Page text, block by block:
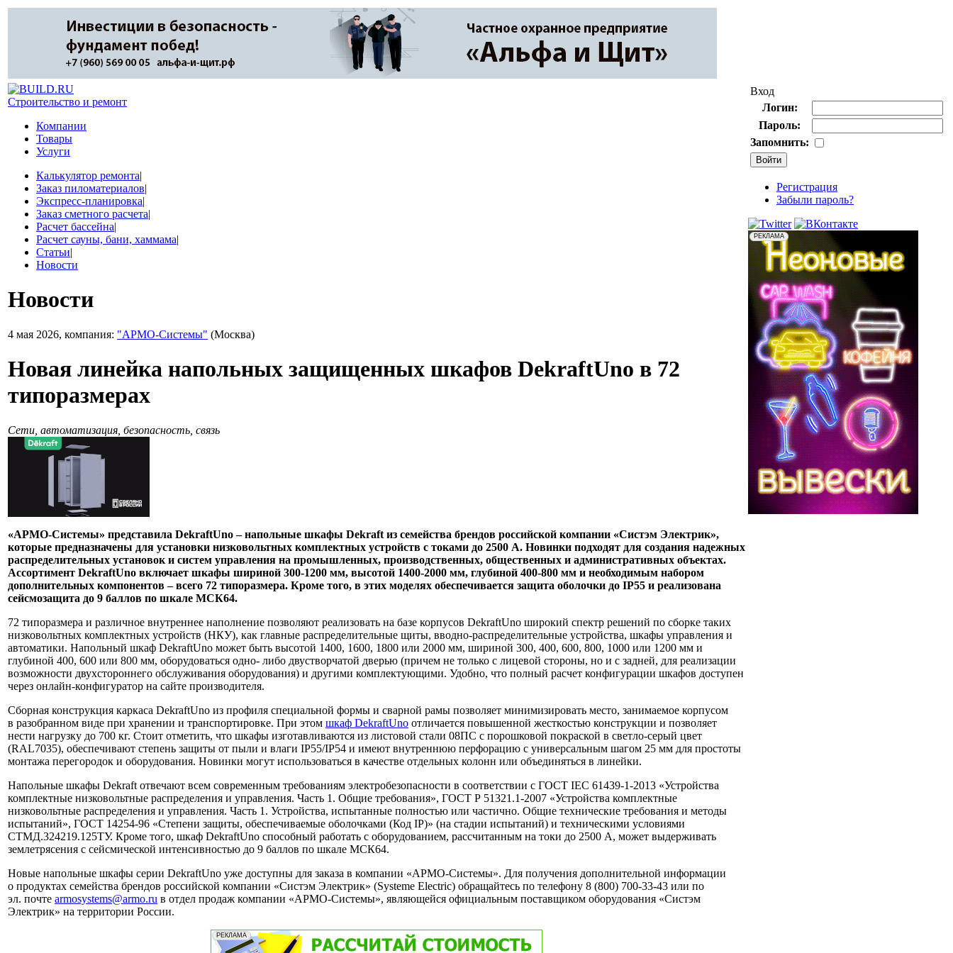
Строительство и ремонт
Компании
Товары
Услуги
Калькулятор ремонта|
Заказ пиломатериалов|
Экспресс-планировка|
Заказ сметного расчета|
Расчет бассейна|
Расчет сауны, бани, хаммама|
Статьи|
Новости
Новости
4 мая 2026, компания: "АРМО-Системы" (Москва)
Новая линейка напольных защищенных шкафов DekraftUno в 72
типоразмерах
Сети, автоматизация, безопасность, связь
«АРМО-Системы» представила DekraftUno – напольные шкафы Dekraft из семейства брендов российской компании «Систэм Электрик»,
которые предназначены для установки низковольтных комплектных устройств с токами до 2500 А. Новинки подходят для создания надежных
распределительных установок и систем управления на промышленных, производственных, общественных и административных объектах.
Ассортимент DekraftUno включает шкафы шириной 300-1200 мм, высотой 1400-2000 мм, глубиной 400-800 мм и необходимым набором
дополнительных компонентов – всего 72 типоразмера. Кроме того, в этих моделях обеспечивается защита оболочки до IP55 и реализована
сейсмозащита до 9 баллов по шкале МСК64.
72 типоразмера и различное внутреннее наполнение позволяют реализовать на базе корпусов DekraftUno широкий спектр решений по сборке таких
низковольтных комплектных устройств (НКУ), как главные распределительные щиты, вводно-распределительные устройства, шкафы управления и
автоматики. Напольный шкаф DekraftUno может быть высотой 1400, 1600, 1800 или 2000 мм, шириной 300, 400, 600, 800, 1000 или 1200 мм и
глубиной 400, 600 или 800 мм, оборудоваться одно- либо двустворчатой дверью (причем не только с лицевой стороны, но и с задней, для реализации
возможности двухстороннего обслуживания оборудования) и другими комплектующими. Удобно, что полный расчет конфигурации шкафов доступен
через онлайн-конфигуратор на сайте производителя.
Сборная конструкция каркаса DekraftUno из профиля специальной формы и сварной рамы позволяет минимизировать место, занимаемое корпусом
в разобранном виде при хранении и транспортировке. При этом шкаф DekraftUno отличается повышенной жесткостью конструкции и позволяет
нести нагрузку до 700 кг. Стоит отметить, что шкафы изготавливаются из листовой стали 08ПС с порошковой покраской в светло-серый цвет
(RAL7035), обеспечивают степень защиты от пыли и влаги IP55/IP54 и имеют внутреннюю перфорацию с универсальным шагом 25 мм для простоты
монтажа перегородок и оборудования. Новинки могут использоваться в качестве отдельных колонн или объединяться в линейки.
Напольные шкафы Dekraft отвечают всем современным требованиям электробезопасности в соответствии с ГОСТ IEC 61439-1-2013 «Устройства
комплектные низковольтные распределения и управления. Часть 1. Общие требования», ГОСТ Р 51321.1-2007 «Устройства комплектные
низковольтные распределения и управления. Часть 1. Устройства, испытанные полностью или частично. Общие технические требования и методы
испытаний», ГОСТ 14254-96 «Степени защиты, обеспечиваемые оболочками (Код IP)» (на стадии испытаний) и техническими условиями
СТМД.324219.125ТУ. Кроме того, шкаф DekraftUno способный работать с оборудованием, рассчитанным на токи до 2500 А, может выдерживать
землетрясения с сейсмической интенсивностью до 9 баллов по шкале МСК64.
Новые напольные шкафы серии DekraftUno уже доступны для заказа в компании «АРМО-Системы». Для получения дополнительной информации
о продуктах семейства брендов российской компании «Систэм Электрик» (Systeme Electric) обращайтесь по телефону 8 (800) 700-33-43 или по
эл. почте armosystems@armo.ru в отдел продаж компании «АРМО-Системы», являющейся официальным поставщиком оборудования «Систэм
Электрик» на территории России.
Вход
Логин:
Пароль:
Запомнить:
Регистрация
Забыли пароль?